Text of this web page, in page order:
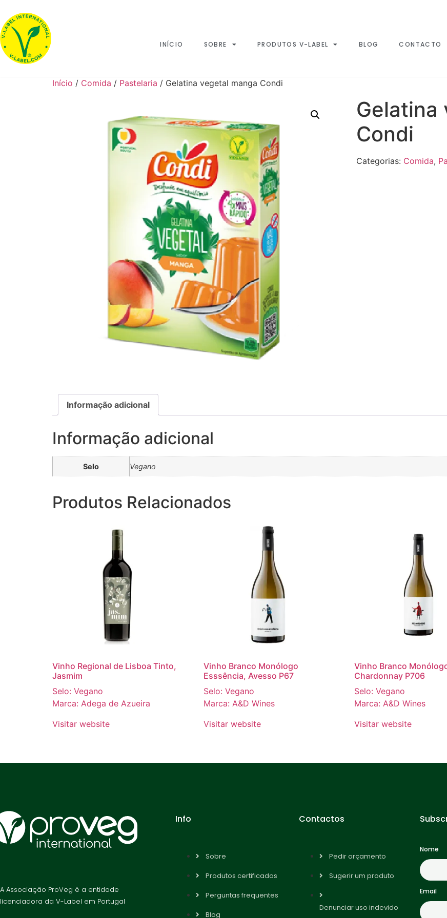
INÍCIO SOBRE PRODUTOS V-LABEL BLOG CONTACTO
Início / Comida / Pastelaria / Gelatina vegetal manga Condi
Gelatina
Condi
Categorias: Comida,
Informação adicional
Informação adicional
Selo Vegano
Produtos Relacionados
Vinho Regional de Lisboa Tinto,
Jasmim
Selo: Vegano
Marca: Adega de Azueira
Visitar website
Vinho Branco Monólogo
Esssência, Avesso P67
Selo: Vegano
Marca: A&D Wines
Visitar website
Vinho Branco
Chardonnay P706
Selo: Vegano
Marca: A&D Wines
Visitar website
A Associação ProVeg é a entidade
licenciadora da V-Label em Portugal
Info
Sobre
Produtos certificados
Perguntas frequentes
Blog
Contactos
Pedir orçamento
Sugerir um produto
Denunciar uso indevido
Nome
Email